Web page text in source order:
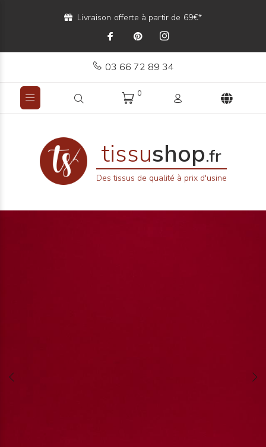
Livraison offerte à partir de 69€*
03 66 72 89 34
0
tissushop.fr
Des tissus de qualité à prix d'usine